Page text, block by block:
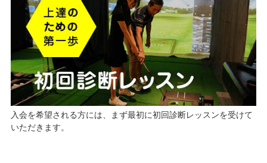
入会を希望される方には、まず最初に初回診断レッスンを受けて
いただきます。